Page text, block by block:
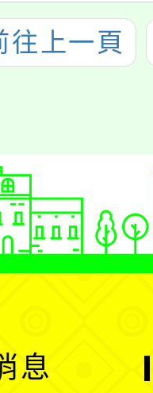
往上一頁
息